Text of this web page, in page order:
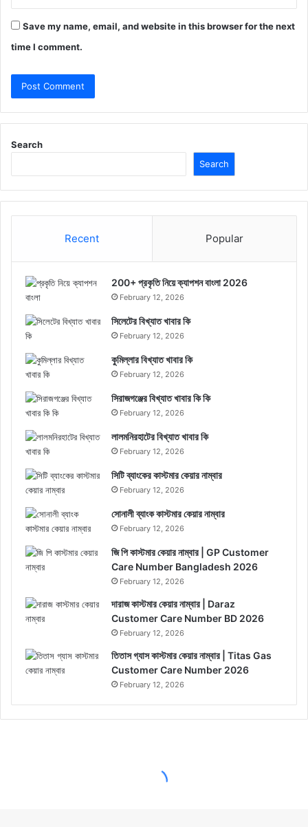
Save my name, email, and website in this browser for the next
time I comment.
Search
Search
Recent Popular
200+ প্রকৃতি নিয়ে ক্যাপশন বাংলা 2026
February 12, 2026
সিলেটের বিখ্যাত খাবার কি
February 12, 2026
কুমিল্লার বিখ্যাত খাবার কি
February 12, 2026
সিরাজগঞ্জের বিখ্যাত খাবার কি কি
February 12, 2026
লালমনিরহাটের বিখ্যাত খাবার কি
February 12, 2026
সিটি ব্যাংকের কাস্টমার কেয়ার নাম্বার
February 12, 2026
সোনালী ব্যাংক কাস্টমার কেয়ার নাম্বার
February 12, 2026
জি পি কাস্টমার কেয়ার নাম্বার | GP Customer
Care Number Bangladesh 2026
February 12, 2026
দারাজ কাস্টমার কেয়ার নাম্বার | Daraz
Customer Care Number BD 2026
February 12, 2026
তিতাস গ্যাস কাস্টমার কেয়ার নাম্বার | Titas Gas
Customer Care Number 2026
February 12, 2026